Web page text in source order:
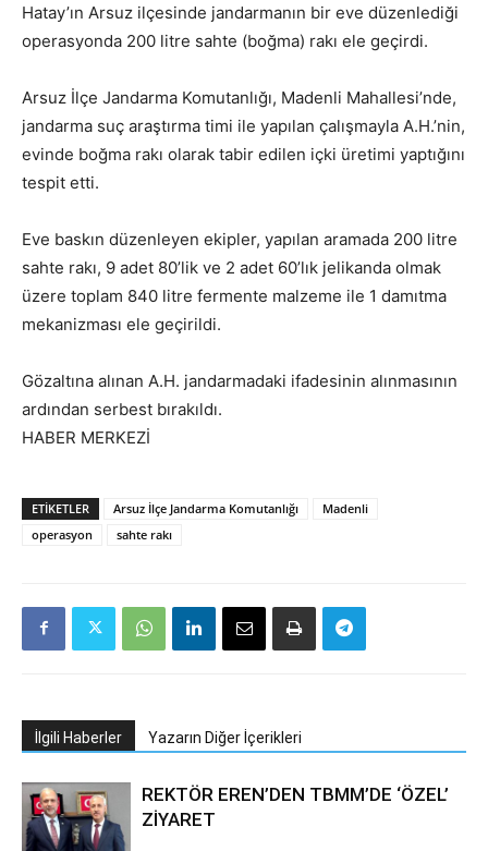
Hatay’ın Arsuz ilçesinde jandarmanın bir eve düzenlediği
operasyonda 200 litre sahte (boğma) rakı ele geçirdi.
Arsuz İlçe Jandarma Komutanlığı, Madenli Mahallesi’nde,
jandarma suç araştırma timi ile yapılan çalışmayla A.H.’nin,
evinde boğma rakı olarak tabir edilen içki üretimi yaptığını
tespit etti.
Eve baskın düzenleyen ekipler, yapılan aramada 200 litre
sahte rakı, 9 adet 80’lik ve 2 adet 60’lık jelikanda olmak
üzere toplam 840 litre fermente malzeme ile 1 damıtma
mekanizması ele geçirildi.
Gözaltına alınan A.H. jandarmadaki ifadesinin alınmasının
ardından serbest bırakıldı.
HABER MERKEZİ
ETIKETLER Arsuz İlçe Jandarma Komutanlığı
Madenli
operasyon
sahte rakı
İlgili Haberler Yazarın Diğer İçerikleri
REKTÖR EREN’DEN TBMM’DE ‘ÖZEL’
ZİYARET